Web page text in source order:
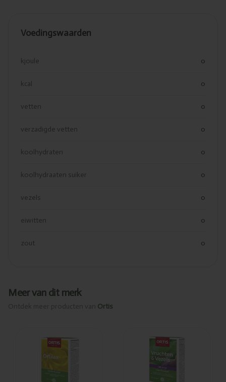
Voedingswaarden
kjoule 0
kcal 0
vetten 0
verzadigde vetten 0
koolhydraten 0
koolhydraaten suiker 0
vezels 0
eiwitten 0
zout 0
Meer van dit merk
Ontdek meer producten van Ortis
Toegevoegd
Ortis Ortilax
90tabletten
Toegevoegd
Ortis
Vruchten en
vezels regular
30tabletten
PL33/172